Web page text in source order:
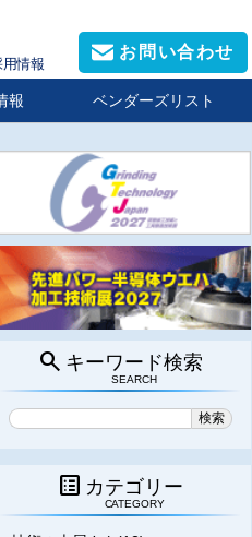
用情報
お問い合わせ
報 ベンダーズリスト
search キーワード検索
SEARCH
list_alt カテゴリー
CATEGORY